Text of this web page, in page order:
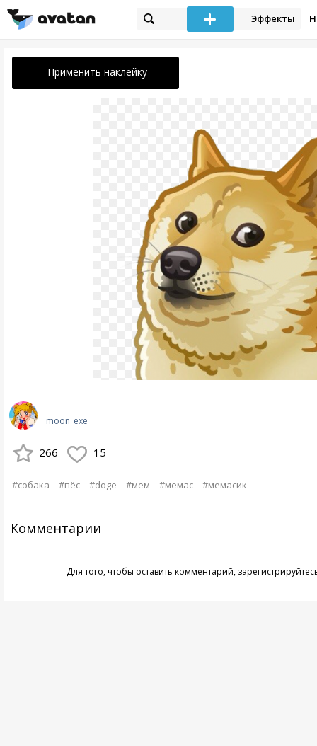
Эффекты
Применить наклейку
moon_exe
266 15
#собака #пёс #doge #мем #мемас #мемасик
Комментарии
Для того, чтобы оставить комментарий,